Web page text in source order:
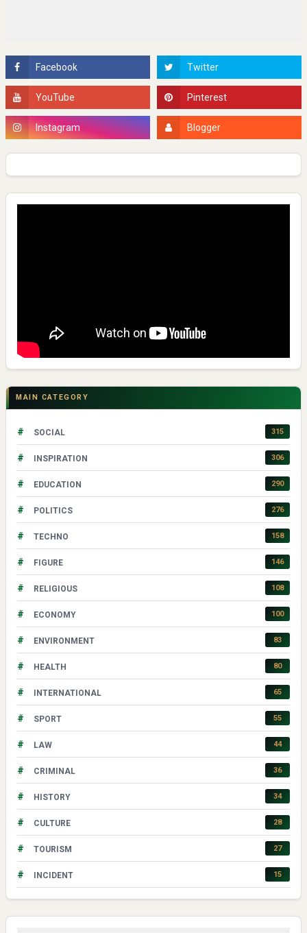
MAIN CATEGORY
# SOCIAL 315
# INSPIRATION 306
# EDUCATION 290
# POLITICS 276
# TECHNO 158
# FIGURE 146
# RELIGIOUS 108
# ECONOMY 100
# ENVIRONMENT 83
# HEALTH 80
# INTERNATIONAL 65
# SPORT 55
# LAW 44
# CRIMINAL 36
# HISTORY 34
# CULTURE 28
# TOURISM 27
# INCIDENT 15